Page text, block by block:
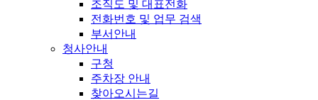
조직도 및 대표전화
전화번호 및 업무 검색
부서안내
청사안내
구청
주차장 안내
찾아오시는길